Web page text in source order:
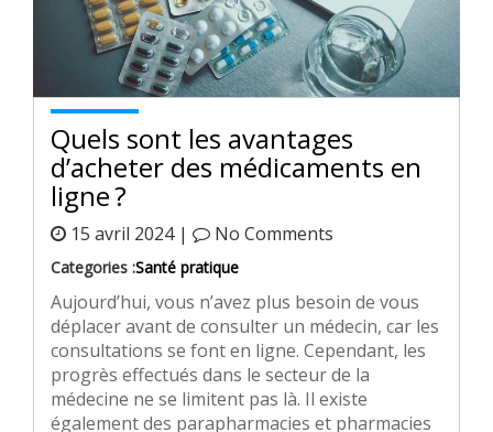
Quels sont les avantages
d’acheter des médicaments en
ligne ?
15 avril 2024 | No Comments
Categories :Santé pratique
Aujourd’hui, vous n’avez plus besoin de vous
déplacer avant de consulter un médecin, car les
consultations se font en ligne. Cependant, les
progrès effectués dans le secteur de la
médecine ne se limitent pas là. Il existe
également des parapharmacies et pharmacies